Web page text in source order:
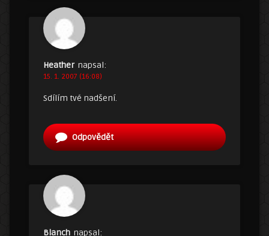
Heather napsal:
15. 1. 2007 (16:08)
Sdílím tvé nadšení.
Odpovědět
Blanch napsal: